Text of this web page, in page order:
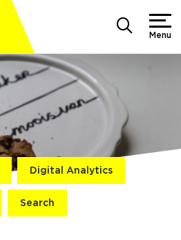
Menu
Digital Analytics
Search